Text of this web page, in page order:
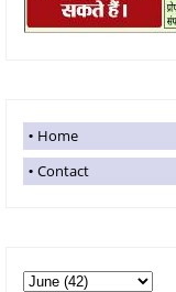
Home
Contact